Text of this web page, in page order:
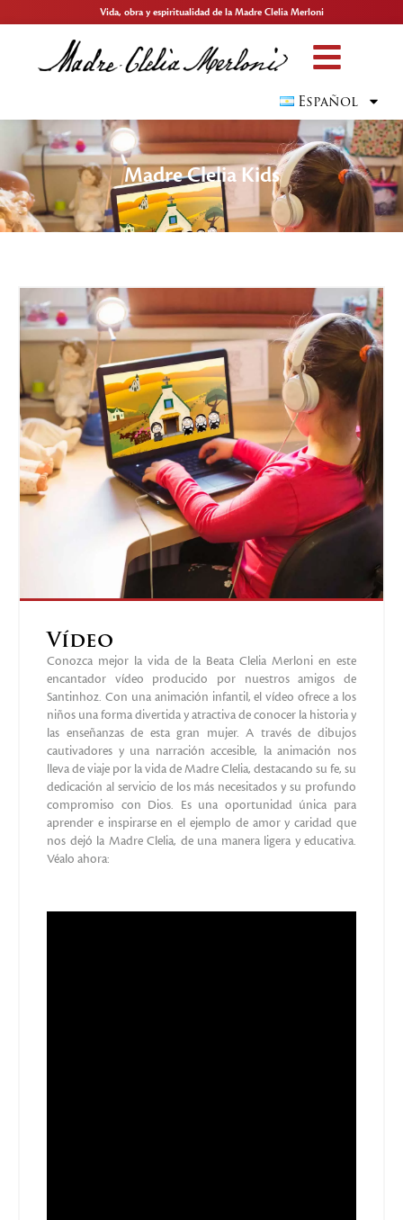
Vida, obra y espiritualidad de la Madre Clelia Merloni
Español
Madre Clelia Kids
Vídeo
Conozca mejor la vida de la Beata Clelia Merloni en este
encantador vídeo producido por nuestros amigos de
Santinhoz. Con una animación infantil, el vídeo ofrece a los
niños una forma divertida y atractiva de conocer la historia y
las enseñanzas de esta gran mujer. A través de dibujos
cautivadores y una narración accesible, la animación nos
lleva de viaje por la vida de Madre Clelia, destacando su fe, su
dedicación al servicio de los más necesitados y su profundo
compromiso con Dios. Es una oportunidad única para
aprender e inspirarse en el ejemplo de amor y caridad que
nos dejó la Madre Clelia, de una manera ligera y educativa.
Véalo ahora: